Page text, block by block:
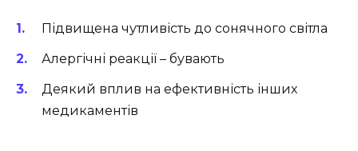
Підвищена чутливість до сонячного світла
Алергічні реакції – бувають
Деякий вплив на ефективність інших
медикаментів